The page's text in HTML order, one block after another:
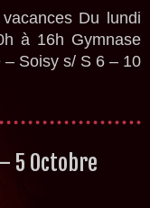
Du lundi
à 16h Gymnase
– Soisy s/ S 6 – 10
5 Octobre